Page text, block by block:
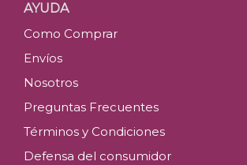
AYUDA
Como Comprar
Envíos
Nosotros
Preguntas Frecuentes
Términos y Condiciones
Defensa del consumidor